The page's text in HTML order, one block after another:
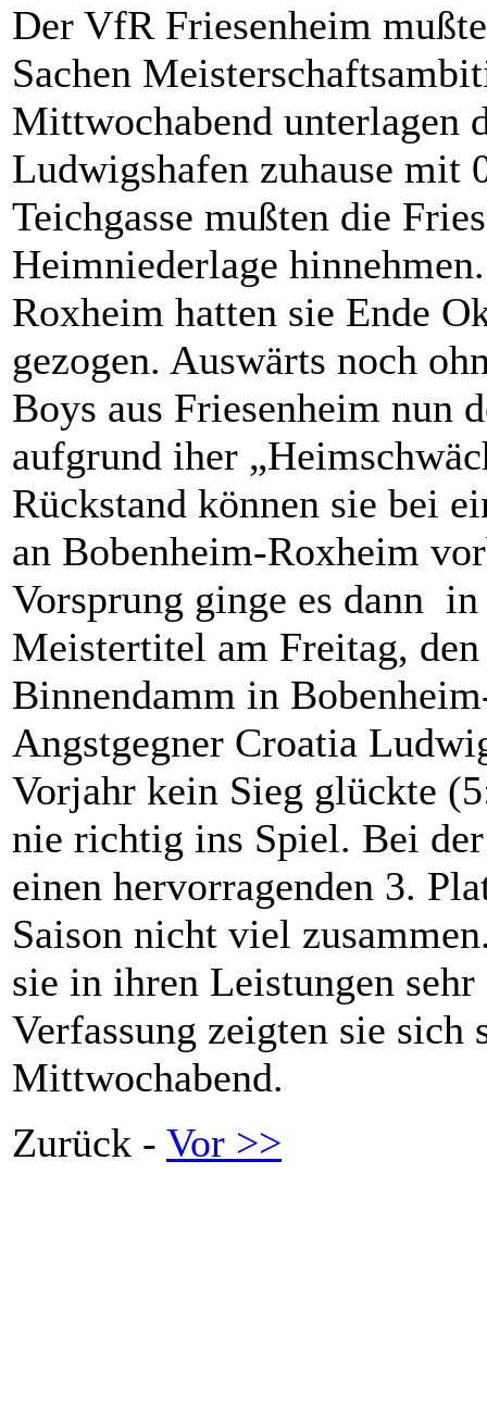
Der VfR Friesenheim
Sachen
Mittwochabend unterlagen
Ludwigshafen zuhause mit
Teichgasse mußten die
Heimniederlage
Roxheim hatten sie Ende
gezogen. Auswärts noch
Boys aus Friesenheim nun
aufgrund iher
Rückstand können sie bei
an Bobenheim-Roxheim
Vorsprung ginge es dann
Meistertitel am Freitag,
Binnendamm in
Angstgegner Croatia
Vorjahr kein Sieg glückte
nie richtig ins Spiel. Bei
einen hervorragenden 3.
Saison nicht viel
sie in ihren Leistungen
Verfassung zeigten sie
Mittwochabend.
Zurück - Vor >>